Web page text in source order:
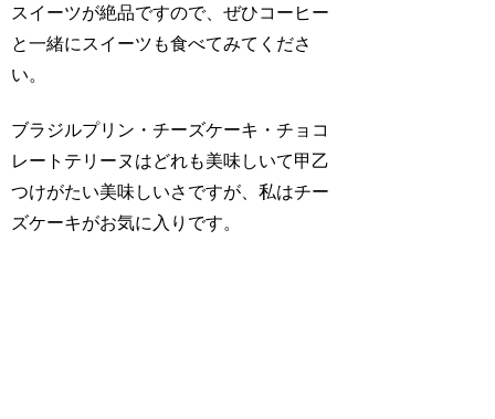
スイーツが絶品ですので、ぜひコーヒー
と一緒にスイーツも食べてみてくださ
い。
ブラジルプリン・チーズケーキ・チョコ
レートテリーヌはどれも美味しいて甲乙
つけがたい美味しいさですが、私はチー
ズケーキがお気に入りです。